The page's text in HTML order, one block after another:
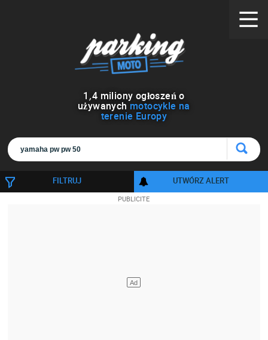
1 ,4 miliony ogłoszeń o
używanych motocykle na
terenie Europy
FILTRUJ UTWÓRZ ALERT